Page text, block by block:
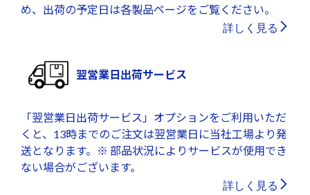
め、出荷の予定日は各製品ページをご覧ください。
詳しく見る
翌営業日出荷サービス
「翌営業日出荷サービス」オプションをご利用いただ
くと、13時までのご注文は翌営業日に当社工場より発
送となります。※ 部品状況によりサービスが使用でき
ない場合がございます。
詳しく見る